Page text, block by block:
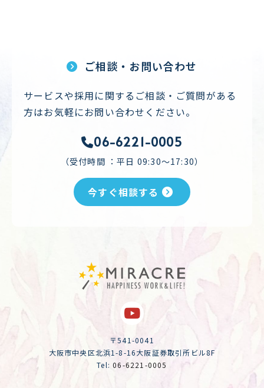
ご相談・お問い合わせ
サービスや採用に関するご相談・ご質問がある
方はお気軽にお問い合わせください。
06-6221-0005
（受付時間 ：平日 09:30～17:30）
今すぐ相談する
〒541-0041
大阪市中央区北浜1-8-16大阪証券取引所ビル8F
Tel:06-6221-0005